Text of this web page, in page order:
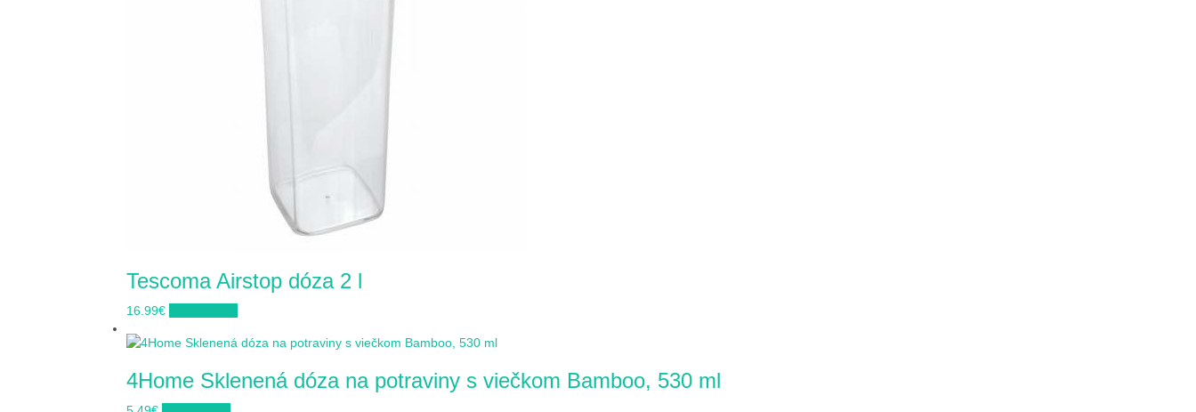
Tescoma Airstop dóza 2 l
16.99€
4Home Sklenená dóza na potraviny s viečkom Bamboo, 530 ml